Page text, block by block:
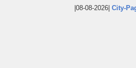
|08-08-2026| City-